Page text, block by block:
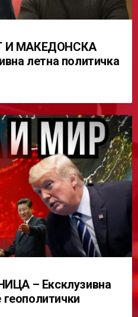
И МАКЕДОНСКА
летна политичка
– Ексклузивна
геополитички